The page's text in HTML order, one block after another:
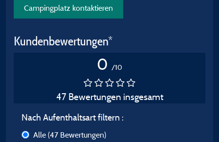
Campingplatz kontaktieren
Kundenbewertungen*
0 /10
47 Bewertungen insgesamt
Nach Aufenthaltsart filtern :
Alle (47 Bewertungen)